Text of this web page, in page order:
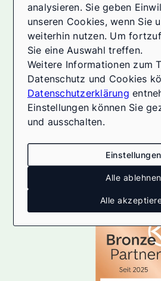
Wir wurden
Alle ansehen
analysieren. Sie geben
unseren Cookies, wenn Sie
weiterhin nutzen. Um
Sie eine Auswahl treffen.
Weitere Informationen zum
Datenschutz und Cookies
Datenschutzerklärung
Einstellungen können Sie
und ausschalten.
Einstellungen
Alle ablehnen
Alle